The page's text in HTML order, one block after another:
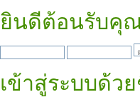
ยินดีต้อนรับคุ
เข้าสู่ระบบด้ว